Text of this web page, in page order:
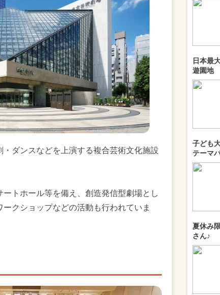
ダンスなどを上演する複合芸術文化施設
トホール等を備え、創造発信型劇場とし
クショップなどの活動も行われていま
日本最
遊園地
子ども
テーマ
夏休み
さん♪